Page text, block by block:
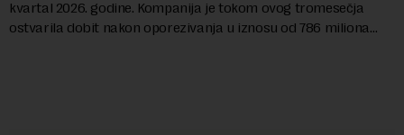
kvartal 2026. godine. Kompanija je tokom ovog tromesečja
ostvarila dobit nakon oporezivanja u iznosu od 786 miliona